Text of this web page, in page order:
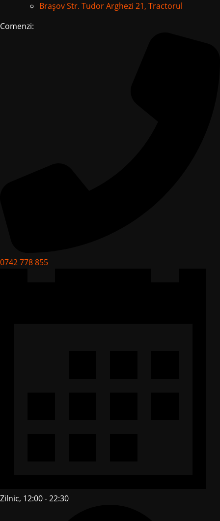
BrașovStr. Tudor Arghezi 21, Tractorul
Comenzi:
0742 778 855
Zilnic, 12:00 - 22:30